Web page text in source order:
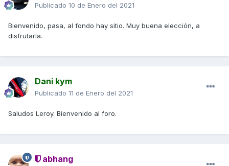
Publicado 10 de Enero del 2021
Bienvenido, pasa, al fondo hay sitio. Muy buena elección, a
disfrutarla.
Dani kym
Publicado 11 de Enero del 2021
Saludos Leroy. Bienvenido al foro.
abhang